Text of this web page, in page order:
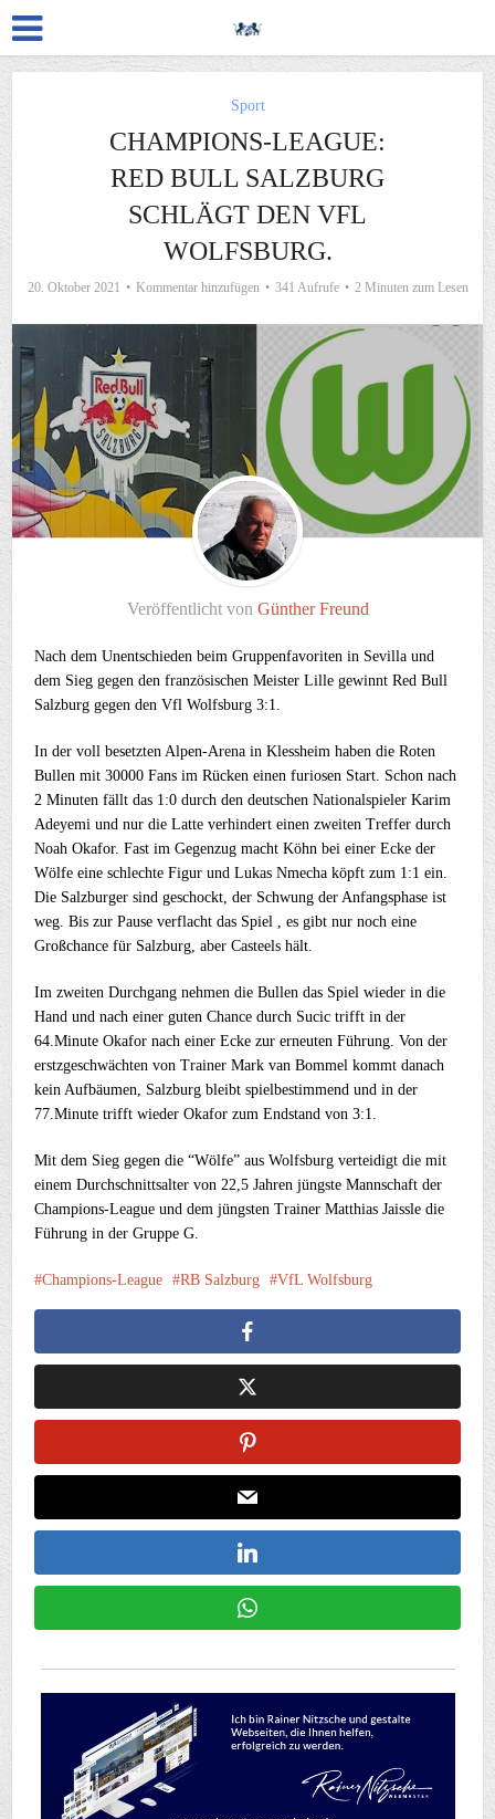
Sport
CHAMPIONS-LEAGUE:
RED BULL SALZBURG
SCHLÄGT DEN VFL
WOLFSBURG.
20. Oktober 2021 Kommentar hinzufügen 341 Aufrufe 2 Minuten zum Lesen
Veröffentlicht von Günther Freund
Nach dem Unentschieden beim Gruppenfavoriten in Sevilla und
dem Sieg gegen den französischen Meister Lille gewinnt Red Bull
Salzburg gegen den Vfl Wolfsburg 3:1.
In der voll besetzten Alpen-Arena in Klessheim haben die Roten
Bullen mit 30000 Fans im Rücken einen furiosen Start. Schon nach
2 Minuten fällt das 1:0 durch den deutschen Nationalspieler Karim
Adeyemi und nur die Latte verhindert einen zweiten Treffer durch
Noah Okafor. Fast im Gegenzug macht Köhn bei einer Ecke der
Wölfe eine schlechte Figur und Lukas Nmecha köpft zum 1:1 ein.
Die Salzburger sind geschockt, der Schwung der Anfangsphase ist
weg. Bis zur Pause verflacht das Spiel , es gibt nur noch eine
Großchance für Salzburg, aber Casteels hält.
Im zweiten Durchgang nehmen die Bullen das Spiel wieder in die
Hand und nach einer guten Chance durch Sucic trifft in der
64.Minute Okafor nach einer Ecke zur erneuten Führung. Von der
erstzgeschwächten von Trainer Mark van Bommel kommt danach
kein Aufbäumen, Salzburg bleibt spielbestimmend und in der
77.Minute trifft wieder Okafor zum Endstand von 3:1.
Mit dem Sieg gegen die “Wölfe” aus Wolfsburg verteidigt die mit
einem Durchschnittsalter von 22,5 Jahren jüngste Mannschaft der
Champions-League und dem jüngsten Trainer Matthias Jaissle die
Führung in der Gruppe G.
Champions-League RB Salzburg VfL Wolfsburg